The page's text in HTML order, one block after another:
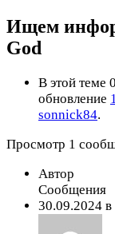
Ищем
God
В этой теме
обновление
sonnick84.
Просмотр 1
Автор
Сообщения
30.09.2024